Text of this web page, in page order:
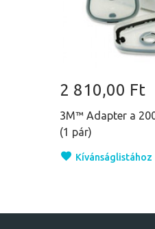
2 810,00 Ft
3M™ Adapter a
(1 pár)
Kívánságlistához